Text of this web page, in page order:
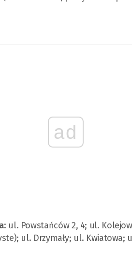
ad
: ul. Powstańców 2, 4; ul.
ul. Drzymały; ul. Kwiatowa;